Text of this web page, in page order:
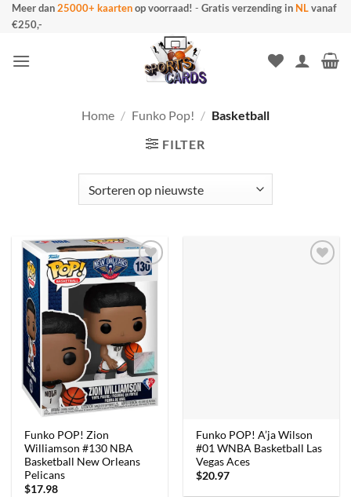
Ga
naar
Meer dan25000+ kaartenop voorraad! - Gratis verzending in NLvanaf
€250,-
Home / Funko Pop! / Basketball
FILTER
Funko POP! Zion
Williamson #130 NBA
Basketball New Orleans
Pelicans
$17.98
Funko POP! A’ja Wilson
#01 WNBA Basketball Las
Vegas Aces
$20.97